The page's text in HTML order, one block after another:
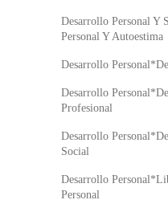
Desarrollo Personal Y
Personal Y Autoestima
Desarrollo
Desarrollo
Profesional
Desarrollo
Social
Desarrollo
Personal